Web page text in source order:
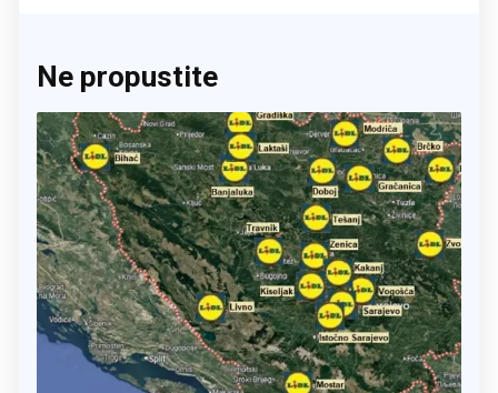
Ne propustite